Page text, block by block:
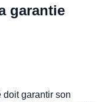
garantie
doit garantir son